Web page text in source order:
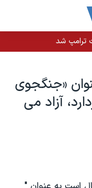
ترامپ شد
«جنگجوی
آزاد می